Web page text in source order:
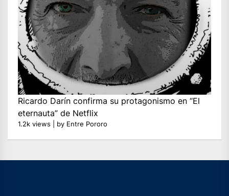
Ricardo Darín confirma su protagonismo en “El
eternauta” de Netflix
1.2k views by Entre Pororo